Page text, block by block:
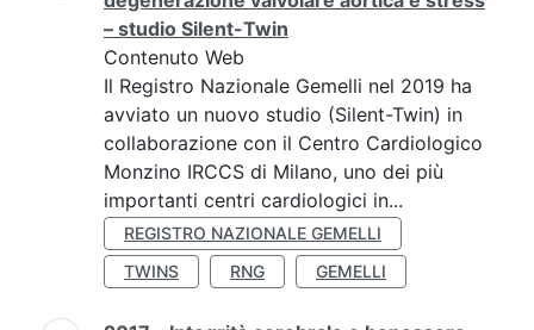
– studio Silent-Twin
Contenuto Web
Il Registro Nazionale Gemelli nel 2019 ha
avviato un nuovo studio (Silent-Twin) in
collaborazione con il Centro Cardiologico
Monzino IRCCS di Milano, uno dei più
importanti centri cardiologici in...
REGISTRO NAZIONALE GEMELLI
TWINS
RNG GEMELLI